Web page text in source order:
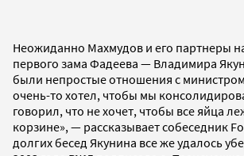
Неожиданно Махмудов и его партнеры
первого зама Фадеева — Владимира
были непростые отношения с
очень-то хотел, чтобы мы
говорил, что не хочет, чтобы все яйца
корзине», — рассказывает собеседник
долгих бесед Якунина все же удалось